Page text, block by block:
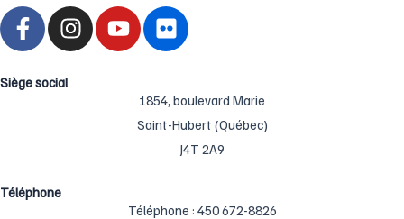
F
a
c
e
-
I
n
s
Y
o
u
F
l
i
k
r
Siège social
1854, boulevard Marie
Saint-Hubert (Québec)
J4T 2A9
Téléphone
Téléphone : ‍450 ‍672-8826